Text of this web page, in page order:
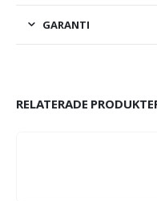
GARANTI
RELATERADE